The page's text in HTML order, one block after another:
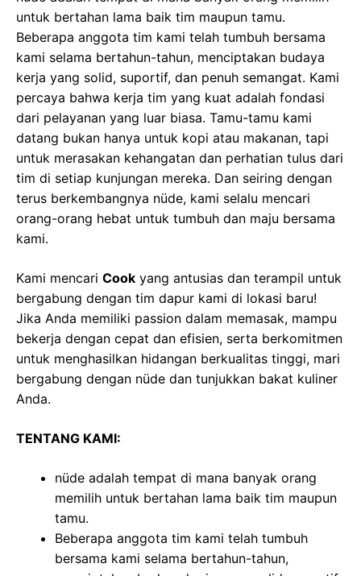
untuk bertahan lama baik tim maupun tamu.
Beberapa anggota tim kami telah tumbuh bersama
kami selama bertahun-tahun, menciptakan budaya
kerja yang solid, suportif, dan penuh semangat. Kami
percaya bahwa kerja tim yang kuat adalah fondasi
dari pelayanan yang luar biasa. Tamu-tamu kami
datang bukan hanya untuk kopi atau makanan, tapi
untuk merasakan kehangatan dan perhatian tulus dari
tim di setiap kunjungan mereka. Dan seiring dengan
terus berkembangnya nüde, kami selalu mencari
orang-orang hebat untuk tumbuh dan maju bersama
kami.
Kami mencari Cook yang antusias dan terampil untuk
bergabung dengan tim dapur kami di lokasi baru!
Jika Anda memiliki passion dalam memasak, mampu
bekerja dengan cepat dan efisien, serta berkomitmen
untuk menghasilkan hidangan berkualitas tinggi, mari
bergabung dengan nüde dan tunjukkan bakat kuliner
Anda.
TENTANG KAMI:
nüde adalah tempat di mana banyak orang
memilih untuk bertahan lama baik tim maupun
tamu.
Beberapa anggota tim kami telah tumbuh
bersama kami selama bertahun-tahun,